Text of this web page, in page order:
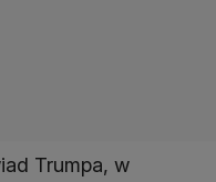
Trumpa, w